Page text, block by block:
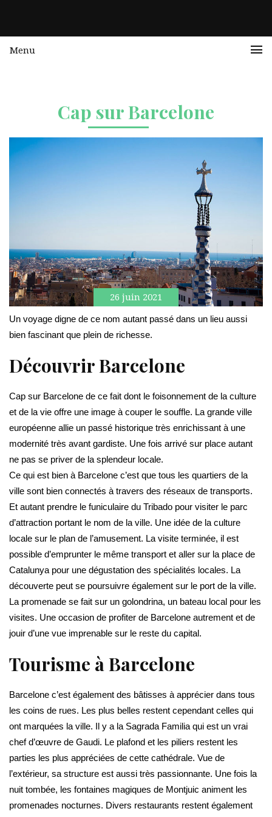
Menu
Cap sur Barcelone
26 juin 2021
Un voyage digne de ce nom autant passé dans un lieu aussi
bien fascinant que plein de richesse.
Découvrir Barcelone
Cap sur Barcelone de ce fait dont le foisonnement de la culture
et de la vie offre une image à couper le souffle. La grande ville
européenne allie un passé historique très enrichissant à une
modernité très avant gardiste. Une fois arrivé sur place autant
ne pas se priver de la splendeur locale.
Ce qui est bien à Barcelone c’est que tous les quartiers de la
ville sont bien connectés à travers des réseaux de transports.
Et autant prendre le funiculaire du Tribado pour visiter le parc
d’attraction portant le nom de la ville. Une idée de la culture
locale sur le plan de l’amusement. La visite terminée, il est
possible d’emprunter le même transport et aller sur la place de
Catalunya pour une dégustation des spécialités locales. La
découverte peut se poursuivre également sur le port de la ville.
La promenade se fait sur un golondrina, un bateau local pour les
visites. Une occasion de profiter de Barcelone autrement et de
jouir d’une vue imprenable sur le reste du capital.
Tourisme à Barcelone
Barcelone c’est également des bâtisses à apprécier dans tous
les coins de rues. Les plus belles restent cependant celles qui
ont marquées la ville. Il y a la Sagrada Familia qui est un vrai
chef d’œuvre de Gaudi. Le plafond et les piliers restent les
parties les plus appréciées de cette cathédrale. Vue de
l’extérieur, sa structure est aussi très passionnante. Une fois la
nuit tombée, les fontaines magiques de Montjuic animent les
promenades nocturnes. Divers restaurants restent également